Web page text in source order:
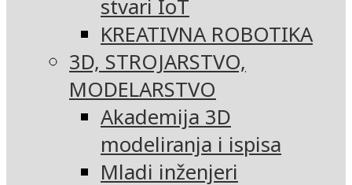
stvari IoT
KREATIVNA ROBOTIKA
3D, STROJARSTVO,
MODELARSTVO
Akademija 3D
modeliranja i ispisa
Mladi inženjeri